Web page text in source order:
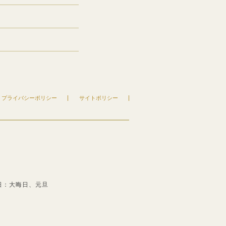
プライバシーポリシー サイトポリシー
：大晦日、元旦